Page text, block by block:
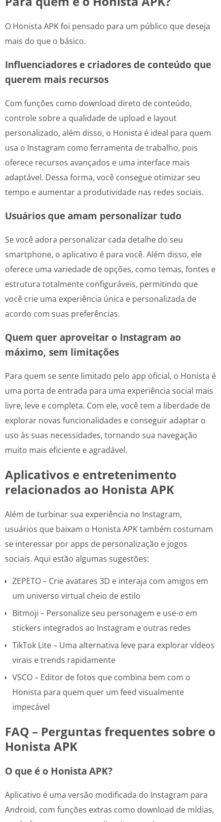
O Honista APK foi pensado para um público que deseja
mais do que o básico.
Influenciadores e criadores de conteúdo que
querem mais recursos
Com funções como download direto de conteúdo,
controle sobre a qualidade de upload e layout
personalizado, além disso, o Honista é ideal para quem
usa o Instagram como ferramenta de trabalho, pois
oferece recursos avançados e uma interface mais
adaptável. Dessa forma, você consegue otimizar seu
tempo e aumentar a produtividade nas redes sociais.
Usuários que amam personalizar tudo
Se você adora personalizar cada detalhe do seu
smartphone, o aplicativo é para você. Além disso, ele
oferece uma variedade de opções, como temas, fontes e
estrutura totalmente configuráveis, permitindo que
você crie uma experiência única e personalizada de
acordo com suas preferências.
Quem quer aproveitar o Instagram ao
máximo, sem limitações
Para quem se sente limitado pelo app oficial, o Honista é
uma porta de entrada para uma experiência social mais
livre, leve e completa. Com ele, você tem a liberdade de
explorar novas funcionalidades e conseguir adaptar o
uso às suas necessidades, tornando sua navegação
muito mais eficiente e agradável.
Aplicativos e entretenimento
relacionados ao Honista APK
Além de turbinar sua experiência no Instagram,
usuários que baixam o Honista APK também costumam
se interessar por apps de personalização e jogos
sociais. Aqui estão algumas sugestões:
ZEPETO – Crie avatares 3D e interaja com amigos em
um universo virtual cheio de estilo
Bitmoji – Personalize seu personagem e use-o em
stickers integrados ao Instagram e outras redes
TikTok Lite – Uma alternativa leve para explorar vídeos
virais e trends rapidamente
VSCO – Editor de fotos que combina bem com o
Honista para quem quer um feed visualmente
impecável
FAQ – Perguntas frequentes sobre o
Honista APK
O que é o Honista APK?
Aplicativo é uma versão modificada do Instagram para
Android, com funções extras como download de mídias,